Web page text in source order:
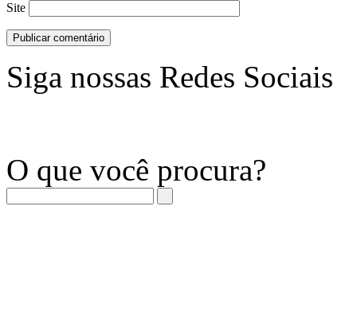
Site
Siga nossas Redes Sociais
O que você procura?